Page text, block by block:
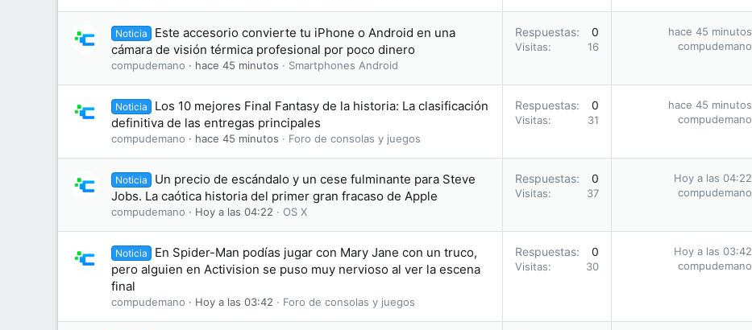
Noticia
Este accesorio convierte tu iPhone o Android en una
cámara de visión térmica profesional por poco dinero
compudemano hace 45 minutos Smartphones Android
Respuestas 0
Visitas 16
hace 45 minutos
compudemano
Noticia
Los 10 mejores Final Fantasy de la historia: La clasificación
definitiva de las entregas principales
compudemano hace 45 minutos Foro de consolas y juegos
Respuestas 0
Visitas 31
hace 45 minutos
compudemano
Noticia
Un precio de escándalo y un cese fulminante para Steve
Jobs. La caótica historia del primer gran fracaso de Apple
compudemano Hoy a las 04:22 OS X
Respuestas 0
Visitas 37
Hoy a las 04:22
compudemano
Noticia
En Spider-Man podías jugar con Mary Jane con un truco,
pero alguien en Activision se puso muy nervioso al ver la escena
final
compudemano Hoy a las 03:42 Foro de consolas y juegos
Respuestas 0
Visitas 30
Hoy a las 03:42
compudemano